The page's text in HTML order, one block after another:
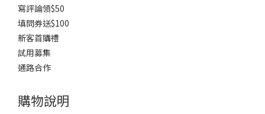
寫評論領$50
填問券送$100
新客首購禮
試用募集
通路合作
購物說明